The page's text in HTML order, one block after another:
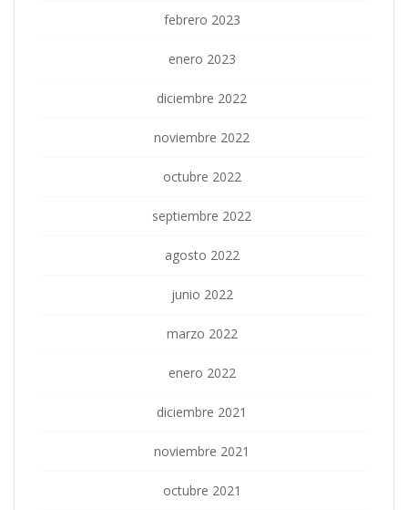
febrero 2023
enero 2023
diciembre 2022
noviembre 2022
octubre 2022
septiembre 2022
agosto 2022
junio 2022
marzo 2022
enero 2022
diciembre 2021
noviembre 2021
octubre 2021